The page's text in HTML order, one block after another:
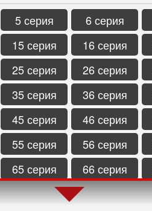
5 серия 6 серия
15 серия 16 серия
25 серия 26 серия
35 серия 36 серия
45 серия 46 серия
55 серия 56 серия
65 серия 66 серия
75 серия 76 серия